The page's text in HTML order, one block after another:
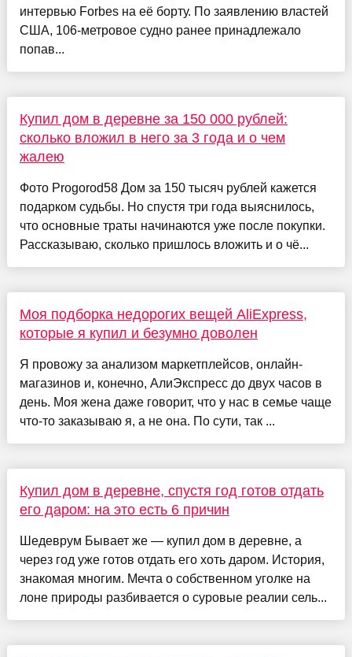
интервью Forbes на её борту. По заявлению властей
США, 106-метровое судно ранее принадлежало
попав...
Купил дом в деревне за 150 000 рублей:
сколько вложил в него за 3 года и о чем
жалею
Фото Progorod58 Дом за 150 тысяч рублей кажется
подарком судьбы. Но спустя три года выяснилось,
что основные траты начинаются уже после покупки.
Рассказываю, сколько пришлось вложить и о чё...
Моя подборка недорогих вещей AliExpress,
которые я купил и безумно доволен
Я провожу за анализом маркетплейсов, онлайн-
магазинов и, конечно, АлиЭкспресс до двух часов в
день. Моя жена даже говорит, что у нас в семье чаще
что-то заказываю я, а не она. По сути, так ...
Купил дом в деревне, спустя год готов отдать
его даром: на это есть 6 причин
Шедеврум Бывает же — купил дом в деревне, а
через год уже готов отдать его хоть даром. История,
знакомая многим. Мечта о собственном уголке на
лоне природы разбивается о суровые реалии сель...